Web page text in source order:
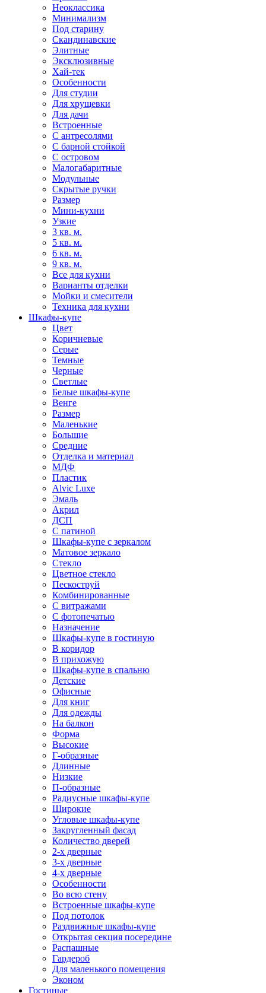
Неоклассика
Минимализм
Под старину
Скандинавские
Элитные
Эксклюзивные
Хай-тек
Особенности
Для студии
Для хрущевки
Для дачи
Встроенные
С антресолями
С барной стойкой
С островом
Малогабаритные
Модульные
Скрытые ручки
Размер
Мини-кухни
Узкие
3 кв. м.
5 кв. м.
6 кв. м.
9 кв. м.
Все для кухни
Варианты отделки
Мойки и смесители
Техника для кухни
Шкафы-купе
Цвет
Коричневые
Серые
Темные
Черные
Светлые
Белые шкафы-купе
Венге
Размер
Маленькие
Большие
Средние
Отделка и материал
МДФ
Пластик
Alvic Luxe
Эмаль
Акрил
ДСП
С патиной
Шкафы-купе с зеркалом
Матовое зеркало
Стекло
Цветное стекло
Пескоструй
Комбинированные
С витражами
С фотопечатью
Назначение
Шкафы-купе в гостиную
В коридор
В прихожую
Шкафы-купе в спальню
Детские
Офисные
Для книг
Для одежды
На балкон
Форма
Высокие
Г-образные
Длинные
Низкие
П-образные
Радиусные шкафы-купе
Широкие
Угловые шкафы-купе
Закругленный фасад
Количество дверей
2-х дверные
3-х дверные
4-х дверные
Особенности
Во всю стену
Встроенные шкафы-купе
Под потолок
Раздвижные шкафы-купе
Открытая секция посередине
Распашные
Гардероб
Для маленького помещения
Эконом
Гостиные